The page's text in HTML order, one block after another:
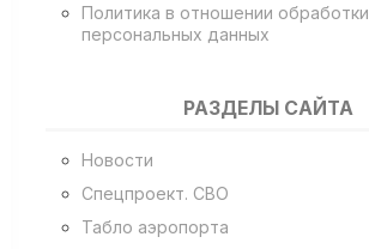
Политика в отношении обработки
персональных данных
РАЗДЕЛЫ САЙТА
Новости
Спецпроект. СВО
Табло аэропорта